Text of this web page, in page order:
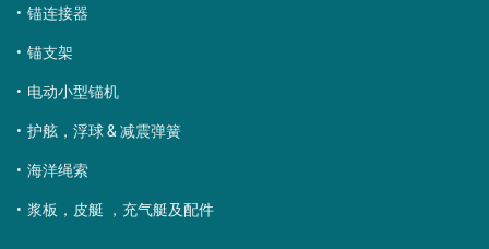
锚连接器
锚支架
电动小型锚机
护舷，浮球 & 减震弹簧
海洋绳索
浆板，皮艇 ，充气艇及配件